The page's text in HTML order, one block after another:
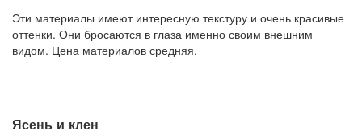
Эти материалы имеют интересную текстуру и очень красивые
оттенки. Они бросаются в глаза именно своим внешним
видом. Цена материалов средняя.
Ясень и клен